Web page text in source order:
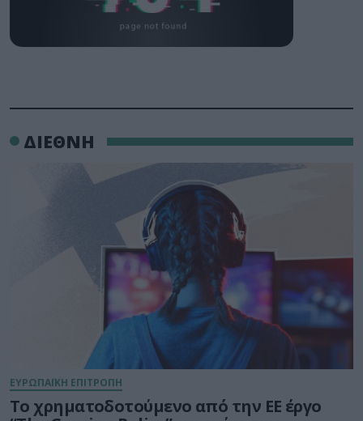
ΔΙΕΘΝΗ
ΕΥΡΩΠΑΪΚΗ ΕΠΙΤΡΟΠΗ
Το χρηματοδοτούμενο από την ΕΕ έργο